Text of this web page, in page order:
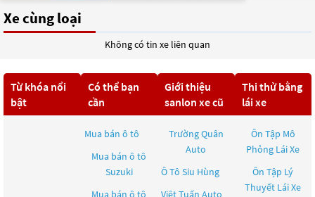
Xe cùng loại
Không có tin xe liên quan
Từ khóa nổi
bật
Có thể bạn
cần
Mua bán ô tô
Mua bán ô tô
Suzuki
Mua bán ô tô
Giới thiệu
sanlon xe cũ
Trường Quân
Auto
Ô Tô Siu Hùng
Việt Tuấn Auto
Thi thử bằng
lái xe
Ôn Tập Mô
Phỏng Lái Xe
Ôn Tập Lý
Thuyết Lái Xe